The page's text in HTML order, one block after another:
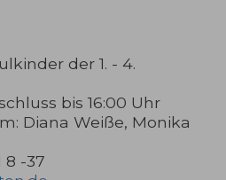
der 1. - 4.
bis 16:00 Uhr
Diana Weiße, Monika
8 -37